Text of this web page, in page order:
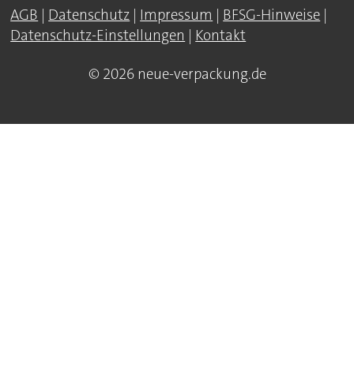
AGB | Datenschutz | Impressum | BFSG-Hinweise |
Datenschutz-Einstellungen | Kontakt
© 2026 neue-verpackung.de